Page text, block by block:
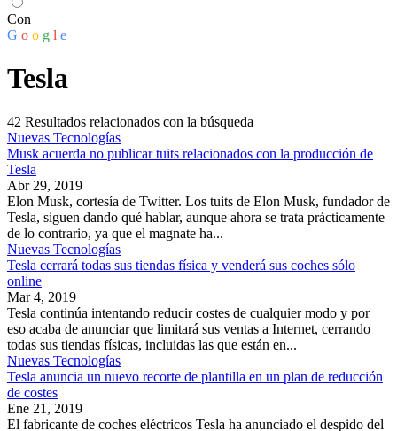
Con
G o o g l e
Tesla
42 Resultados relacionados con la búsqueda
Nuevas Tecnologías
Musk acuerda no publicar tuits relacionados con la producción de
Tesla
Abr 29, 2019
Elon Musk, cortesía de Twitter. Los tuits de Elon Musk, fundador de
Tesla, siguen dando qué hablar, aunque ahora se trata prácticamente
de lo contrario, ya que el magnate ha...
Nuevas Tecnologías
Tesla cerrará todas sus tiendas física y venderá sus coches sólo
online
Mar 4, 2019
Tesla continúa intentando reducir costes de cualquier modo y por
eso acaba de anunciar que limitará sus ventas a Internet, cerrando
todas sus tiendas físicas, incluidas las que están en...
Nuevas Tecnologías
Tesla anuncia un nuevo recorte de plantilla en un plan de reducción
de costes
Ene 21, 2019
El fabricante de coches eléctricos Tesla ha anunciado el despido del